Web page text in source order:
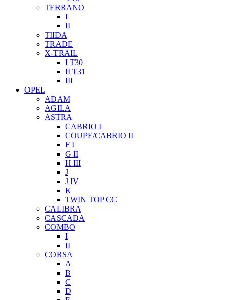
TERRANO
I
II
TIIDA
TRADE
X-TRAIL
I T30
II T31
III
OPEL
ADAM
AGILA
ASTRA
CABRIO I
COUPE/CABRIO II
F I
G II
H III
J
J IV
K
TWIN TOP CC
CALIBRA
CASCADA
COMBO
I
II
CORSA
A
B
C
D